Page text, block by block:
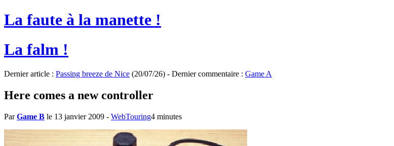
La faute à la manette !
La falm !
Dernier article : Passing breeze de Nice (20/07/26) - Dernier commentaire : Game A
Here comes a new controller
ParGame B le 13 janvier 2009 - WebTouring4 minutes